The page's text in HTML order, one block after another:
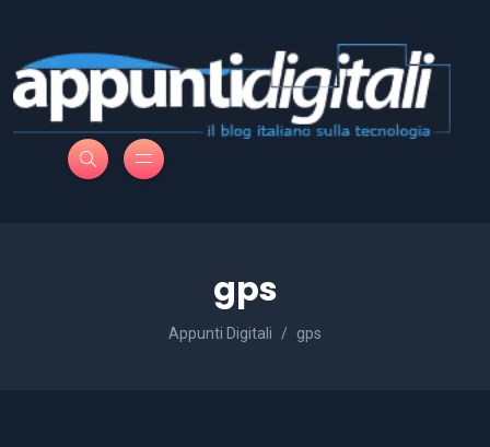
gps
Appunti Digitali gps